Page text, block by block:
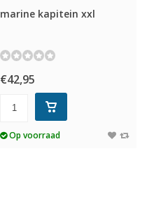
marine kapitein xxl
€42,95
Op voorraad